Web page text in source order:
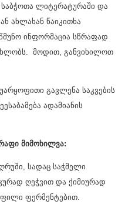
საბჭოთა ლიტერატურაში და
ახლახან წაიკითხა
ინფორმაცია სწრაფად
მოდით, განვიხილოთ
გავლენა საკვების
ადამიანის
მიმოხილვა:
სადაც საჭმელი
ღეჭვით და ქიმიურად
ფერმენტებით.